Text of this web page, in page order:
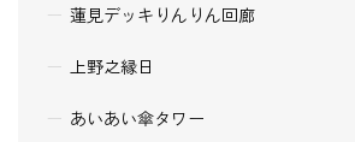
蓮見デッキりんりん回廊
上野之縁日
あいあい傘タワー